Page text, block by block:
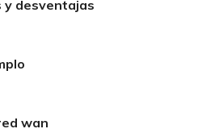
y desventajas
wan